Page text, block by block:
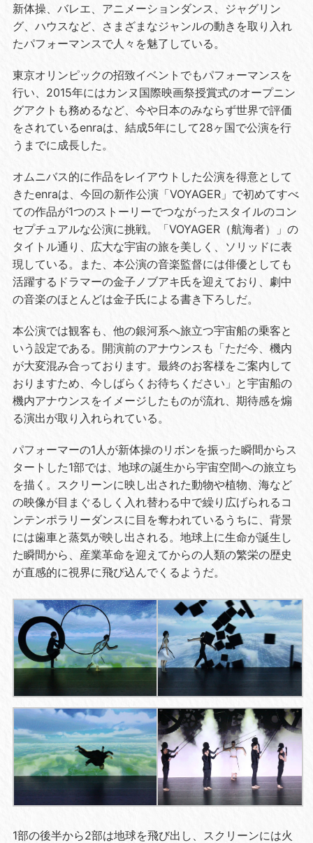
新体操、バレエ、アニメーションダンス、ジャグリン
グ、ハウスなど、さまざまなジャンルの動きを取り入れ
たパフォーマンスで人々を魅了している。
東京オリンピックの招致イベントでもパフォーマンスを
行い、 2015年にはカンヌ国際映画祭授賞式のオープニン
グアクトも務めるなど、今や日本のみならず世界で評価
をされているenraは、結成5年にして28ヶ国で公演を行
うまでに成長した。
オムニバス的に作品をレイアウトした公演を得意として
きたenraは、今回の新作公演「VOYAGER」で初めてすべ
ての作品が1つのストーリーでつながったスタイルのコン
セプチュアルな公演に挑戦。「VOYAGER（航海者）」の
タイトル通り、広大な宇宙の旅を美しく、ソリッドに表
現している。また、本公演の音楽監督には俳優としても
活躍するドラマーの金子ノブアキ氏を迎えており、劇中
の音楽のほとんどは金子氏による書き下ろしだ。
本公演では観客も、他の銀河系へ旅立つ宇宙船の乗客と
いう設定である。開演前のアナウンスも「ただ今、機内
が大変混み合っております。最終のお客様をご案内して
おりますため、今しばらくお待ちください」と宇宙船の
機内アナウンスをイメージしたものが流れ、期待感を煽
る演出が取り入れられている。
パフォーマーの1 人が新体操のリボンを振った瞬間からス
タートした1部では、地球の誕生から宇宙空間への旅立ち
を描く。スクリーンに映し出された動物や植物、海など
の映像が目まぐるしく入れ替わる中で繰り広げられるコ
ンテンポラリーダンスに目を奪われているうちに、背景
には歯車と蒸気が映し出される。地球上に生命が誕生し
た瞬間から、産業革命を迎えてからの人類の繁栄の歴史
が直感的に視界に飛び込んでくるようだ。
1部の後半から2部は地球を飛び出し、スクリーンには火